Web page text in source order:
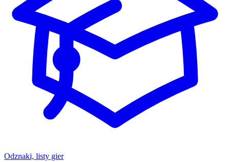
Odznaki, listy gier